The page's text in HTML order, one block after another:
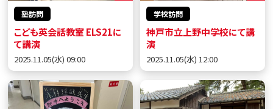
塾訪問
こども英会話教室 ELS21に
て講演
2025.11.05(水) 09:00
学校訪問
神戸市立上野中学校にて講
演
2025.11.05(水) 12:00